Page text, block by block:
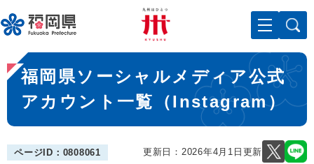
ー
ジ
先
頭
。
メニューを飛ばして本文へ
本
文
福岡県ソーシャルメディア公式
アカウント一覧（Instagram）
ページID：0808061 更新日：2026年4月1日更新